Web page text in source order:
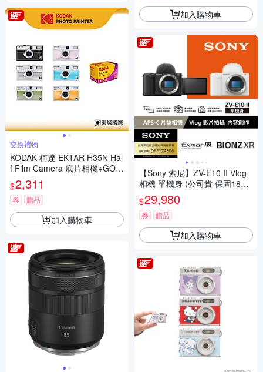
交換禮物
KODAK 柯達 EKTAR H35N Hal
f Film Camera 底片相機+GOL
D 200底片組
$2,311
券 贈品
加入購物車
加入購物車
【Sony 索尼】ZV-E10 II Vlog
相機 單機身 (公司貨 保固18+6
個月)
$29,980
券 贈品
加入購物車